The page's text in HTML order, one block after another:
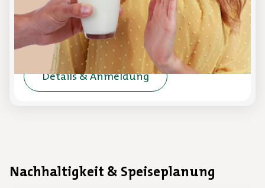
In dieser Online-Schulung werden die Themen
Laktoseintoleranz und laktosearme Ernährung
erläutert.
Details & Anmeldung
Nachhaltigkeit & Speiseplanung